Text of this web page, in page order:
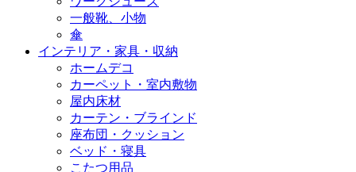
一般靴、小物
傘
インテリア・家具・収納
ホームデコ
カーペット・室内敷物
屋内床材
カーテン・ブラインド
座布団・クッション
ベッド・寝具
こたつ用品